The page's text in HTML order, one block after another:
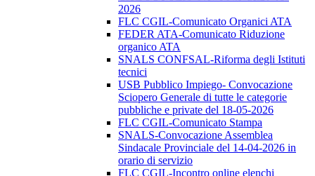
2026
FLC CGIL-Comunicato Organici ATA
FEDER ATA-Comunicato Riduzione
organico ATA
SNALS CONFSAL-Riforma degli Istituti
tecnici
USB Pubblico Impiego- Convocazione
Sciopero Generale di tutte le categorie
pubbliche e private del 18-05-2026
FLC CGIL-Comunicato Stampa
SNALS-Convocazione Assemblea
Sindacale Provinciale del 14-04-2026 in
orario di servizio
FLC CGIL-Incontro online elenchi